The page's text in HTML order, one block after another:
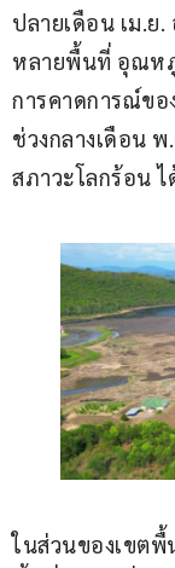
ปลายเดือน เม.ย
หลายพื้นที่ อุณหภู
การคาดการณ์ข
ช่วงกลางเดือน
สภาวะโลกร้อน
ในส่วนของเขต